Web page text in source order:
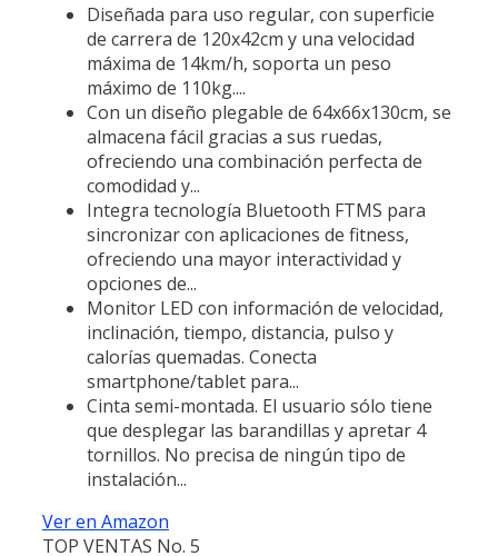
Diseñada para uso regular, con superficie
de carrera de 120x42cm y una velocidad
máxima de 14km/h, soporta un peso
máximo de 110kg....
Con un diseño plegable de 64x66x130cm, se
almacena fácil gracias a sus ruedas,
ofreciendo una combinación perfecta de
comodidad y...
Integra tecnología Bluetooth FTMS para
sincronizar con aplicaciones de fitness,
ofreciendo una mayor interactividad y
opciones de...
Monitor LED con información de velocidad,
inclinación, tiempo, distancia, pulso y
calorías quemadas. Conecta
smartphone/tablet para...
Cinta semi-montada. El usuario sólo tiene
que desplegar las barandillas y apretar 4
tornillos. No precisa de ningún tipo de
instalación...
Ver en Amazon
TOP VENTAS No. 5